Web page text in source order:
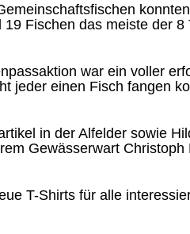
19 Fischen das meiste der 8
war ein voller
jeder einen Fisch fangen
in der Alfelder sowie
Gewässerwart Christoph
T-Shirts für alle